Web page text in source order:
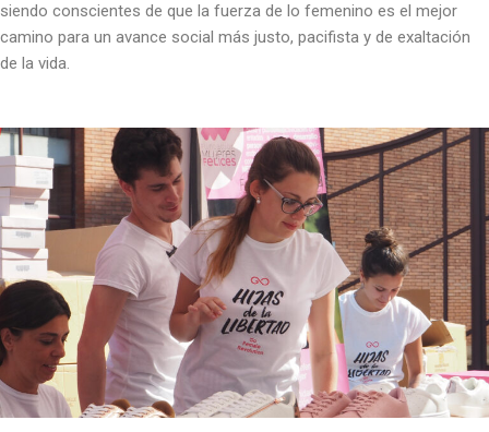
siendo conscientes de que la fuerza de lo femenino es el mejor
camino para un avance social más justo, pacifista y de exaltación
de la vida.